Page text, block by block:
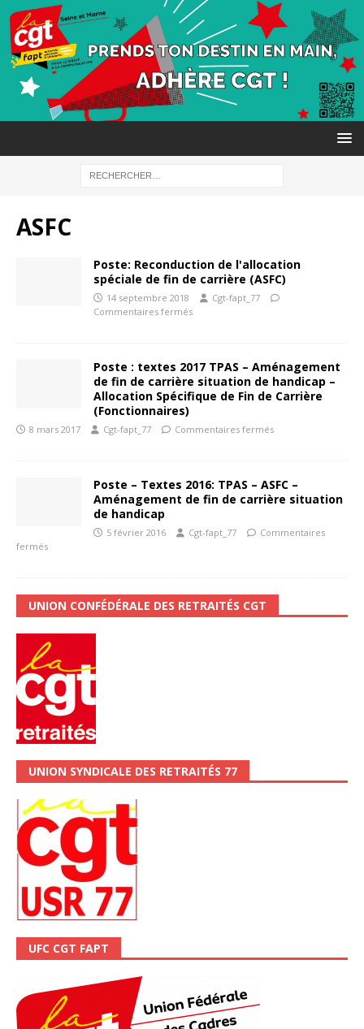
ASFC
Poste: Reconduction de l'allocation
spéciale de fin de carrière (ASFC)
14 septembre 2018
Cgt-fapt_77
Commentaires fermés
Poste : textes 2017 TPAS – Aménagement
de fin de carrière situation de handicap –
Allocation Spécifique de Fin de Carrière
(Fonctionnaires)
8 mars 2017 Cgt-fapt_77 Commentaires fermés
Poste – Textes 2016: TPAS – ASFC –
Aménagement de fin de carrière situation
de handicap
5 février 2016 Cgt-fapt_77
Commentaires
fermés
UNION CONFÉDÉRALE DES RETRAITÉS CGT
UNION SYNDICALE DES RETRAITÉS 77
UFC CGT FAPT